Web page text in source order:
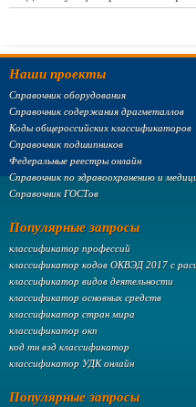
Наши проекты
Справочник оборудования
Справочник содержания драгметаллов
Коды общероссийских классификаторов
Справочник подшипников
Федеральные реестры онлайн
Справочник по здравоохранению и
Справочник ГОСТов
Популярные запросы
классификатор профессий
классификатор кодов ОКВЭД 2017 с
классификатор видов деятельности
классификатор основных средств
классификатор стран мира
классификатор окп
код тн вэд классификатор
классификатор УДК онлайн
Популярные запросы